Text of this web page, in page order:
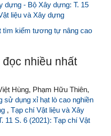
dựng - Bộ Xây dựng: T. 15
liệu và Xây dựng
tìm kiếm tương tự nâng cao
nhiều nhất
Hùng, Phạm Hữu Thiên,
sử dụng xỉ hạt lò cao nghiền
, Tạp chí Vật liệu và Xây
11 S. 6 (2021): Tạp chí Vật